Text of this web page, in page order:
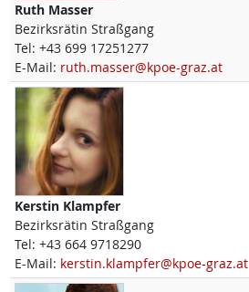
Ruth Masser
Bezirksrätin Straßgang
Tel: +43 699 17251277
E-Mail: ruth.masser@kpoe-graz.at
Kerstin Klampfer
Bezirksrätin Straßgang
Tel: +43 664 9718290
E-Mail: kerstin.klampfer@kpoe-graz.at